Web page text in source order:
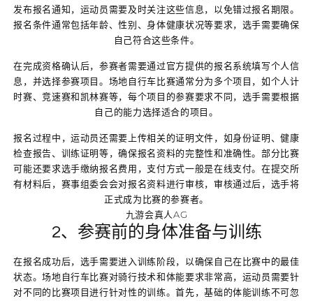
发布报名通知，运动员需要及时关注这些信息，以免错过报名期限。
报名条件通常包括年龄、性别、身体健康状况等要求，选手需要确保
自己符合这些条件。
在完成资格确认后，参赛者需要通过官方提供的报名系统填写个人信
息，并选择参赛项目。场地自行车比赛通常分为多个项目，如个人计
时赛、竞速赛和凯林赛等，每个项目的参赛要求不同，选手需要根据
自己的能力选择适合的项目。
报名过程中，运动员还需要上传相关的证明文件，如身份证明、健康
检查报告、训练证明等，确保报名资料的完整性和准确性。部分比赛
可能还要求选手缴纳报名费用，支付方式一般是在线支付。在提交所
有材料后，赛事组委会会对报名资料进行审核，审核通过后，选手将
正式成为比赛的参赛者。
九游会真人AG
2、参赛前的身体准备与训练
在报名成功后，选手需要进入训练阶段，以确保自己在比赛中的最佳
状态。场地自行车比赛对骑行技术和体能要求非常高，运动员需要针
对不同的比赛项目进行针对性的训练。首先，基础的体能训练不可忽